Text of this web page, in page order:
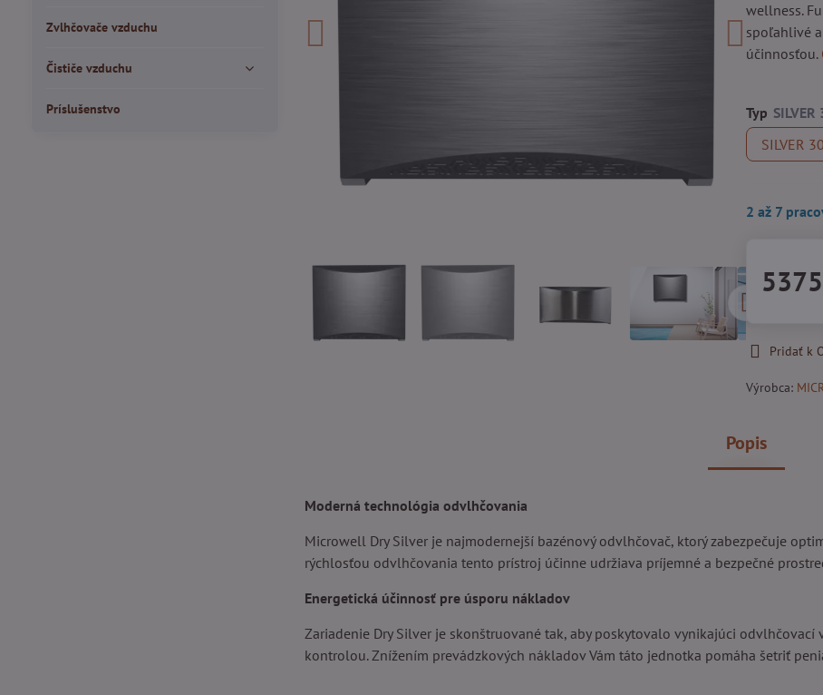
wellness.
spoľahlivé
účinnosťou.
Typ
SILVER
2 až 7
Pridať k
Výrobca:
Popis
Moderná technológia odvlhčovania
Microwell Dry Silver je najmodernejší bazénový odvlhčovač, ktorý zabezpečuje
rýchlosťou odvlhčovania tento prístroj účinne udržiava príjemné a bezpečné
Energetická účinnosť pre úsporu nákladov
Zariadenie Dry Silver je skonštruované tak, aby poskytovalo vynikajúci
kontrolou. Znížením prevádzkových nákladov Vám táto jednotka pomáha šetriť
Zvlhčovače vzduchu
Čističe vzduchu
Príslušenstvo